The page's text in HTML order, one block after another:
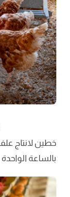
بالساعة الواحدة